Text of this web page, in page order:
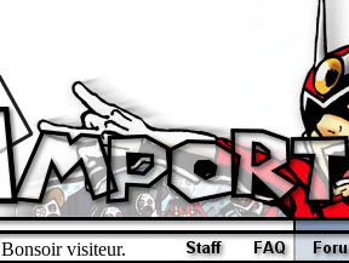
Bonsoir visiteur.